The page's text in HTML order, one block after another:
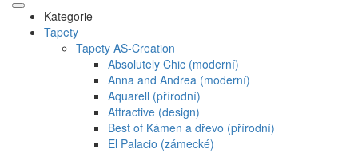
Kategorie
Tapety
Tapety AS-Creation
Absolutely Chic (moderní)
Anna and Andrea (moderní)
Aquarell (přírodní)
Attractive (design)
Best of Kámen a dřevo (přírodní)
El Palacio (zámecké)